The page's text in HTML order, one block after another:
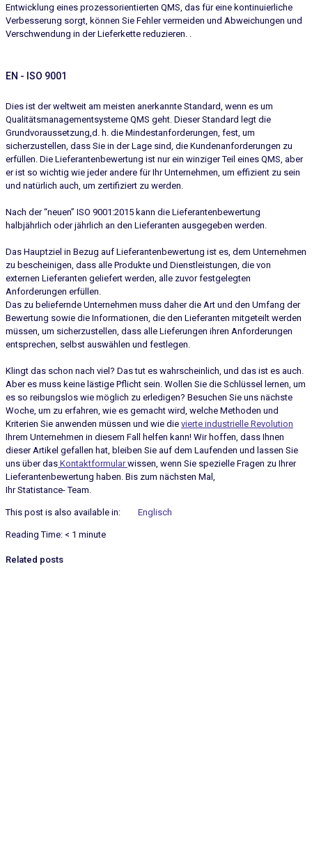
Entwicklung eines prozessorientierten QMS, das für eine kontinuierliche
Verbesserung sorgt, können Sie Fehler vermeiden und Abweichungen und
Verschwendung in der Lieferkette reduzieren. .
EN - ISO 9001
Dies ist der weltweit am meisten anerkannte Standard, wenn es um
Qualitätsmanagementsysteme QMS geht. Dieser Standard legt die
Grundvoraussetzung,d. h. die Mindestanforderungen, fest, um
sicherzustellen, dass Sie in der Lage sind, die Kundenanforderungen zu
erfüllen. Die Lieferantenbewertung ist nur ein winziger Teil eines QMS, aber
er ist so wichtig wie jeder andere für Ihr Unternehmen, um effizient zu sein
und natürlich auch, um zertifiziert zu werden.
Nach der “neuen” ISO 9001:2015 kann die Lieferantenbewertung
halbjährlich oder jährlich an den Lieferanten ausgegeben werden.
Das Hauptziel in Bezug auf Lieferantenbewertung ist es, dem Unternehmen
zu bescheinigen, dass alle Produkte und Dienstleistungen, die von
externen Lieferanten geliefert werden, alle zuvor festgelegten
Anforderungen erfüllen.
Das zu beliefernde Unternehmen muss daher die Art und den Umfang der
Bewertung sowie die Informationen, die den Lieferanten mitgeteilt werden
müssen, um sicherzustellen, dass alle Lieferungen ihren Anforderungen
entsprechen, selbst auswählen und festlegen.
Klingt das schon nach viel? Das tut es wahrscheinlich, und das ist es auch.
Aber es muss keine lästige Pflicht sein. Wollen Sie die Schlüssel lernen, um
es so reibungslos wie möglich zu erledigen? Besuchen Sie uns nächste
Woche, um zu erfahren, wie es gemacht wird, welche Methoden und
Kriterien Sie anwenden müssen und wie die vierte industrielle Revolution
Ihrem Unternehmen in diesem Fall helfen kann! Wir hoffen, dass Ihnen
dieser Artikel gefallen hat, bleiben Sie auf dem Laufenden und lassen Sie
uns über das Kontaktformularwissen, wenn Sie spezielle Fragen zu Ihrer
Lieferantenbewertung haben. Bis zum nächsten Mal,
Ihr Statistance- Team.
This post is also available in: Englisch
Reading Time: < 1 minute
Related posts